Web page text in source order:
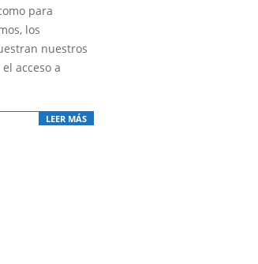
para
los
nuestros
acceso a
LEER MÁS